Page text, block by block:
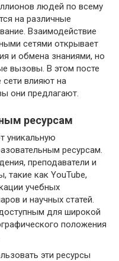
людей по всему
на различные
Взаимодействие
сетями открывает
и обмена знаниями, но
вызовы. В этом посте
влияют на
они предлагают.
ресурсам
уникальную
ресурсам.
преподаватели и
такие как YouTube,
учебных
и научных статей.
для широкой
положения
эти ресурсы